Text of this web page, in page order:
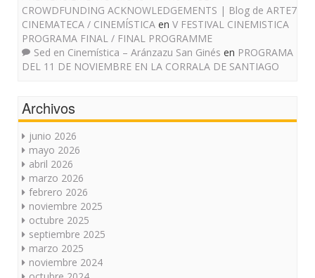
CROWDFUNDING ACKNOWLEDGEMENTS | Blog de ARTE7
CINEMATECA / CINEMÍSTICA en V FESTIVAL CINEMISTICA
PROGRAMA FINAL / FINAL PROGRAMME
Sed en Cinemística – Aránzazu San Ginés en PROGRAMA
DEL 11 DE NOVIEMBRE EN LA CORRALA DE SANTIAGO
Archivos
junio 2026
mayo 2026
abril 2026
marzo 2026
febrero 2026
noviembre 2025
octubre 2025
septiembre 2025
marzo 2025
noviembre 2024